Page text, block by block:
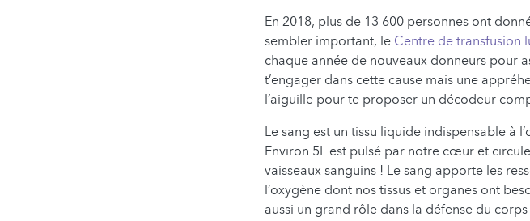
En 2018, plus de 13 600 personnes ont
sembler important, le Centre de transfusion
chaque année de nouveaux donneurs pour
t’engager dans cette cause mais une
l’aiguille pour te proposer un décodeur
Le sang est un tissu liquide indispensable à
Environ 5L est pulsé par notre cœur et
vaisseaux sanguins ! Le sang apporte les
l’oxygène dont nos tissus et organes ont
aussi un grand rôle dans la défense du